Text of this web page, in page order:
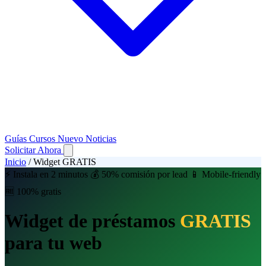
Guías Cursos Nuevo Noticias
Solicitar Ahora
Inicio / Widget GRATIS
⚡ Instala en 2 minutos 💰 50% comisión por lead 📱 Mobile-friendly
🆓 100% gratis
Widget de préstamos GRATIS
para tu web